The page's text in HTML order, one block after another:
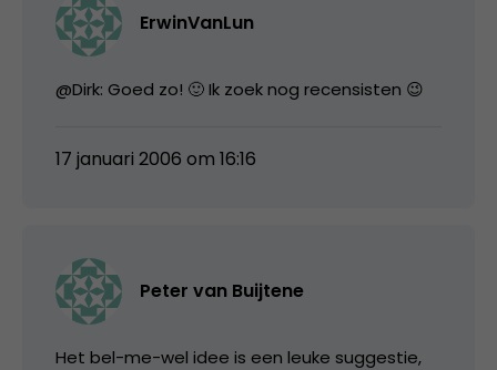
ErwinVanLun
@Dirk: Goed zo! 🙂 Ik zoek nog recensisten 😉
17 januari 2006 om 16:16
Peter van Buijtene
Het bel-me-wel idee is een leuke suggestie,